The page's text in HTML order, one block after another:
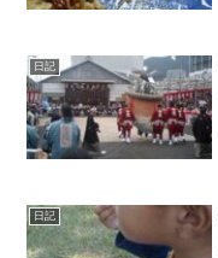
日記
日記